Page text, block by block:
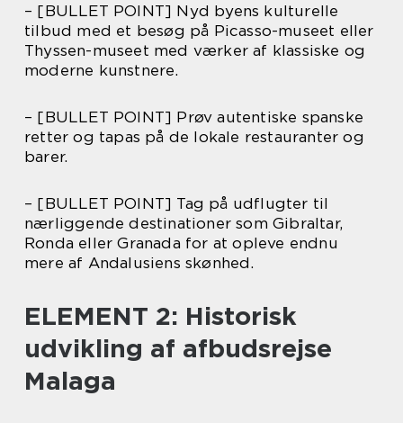
– [BULLET POINT] Nyd byens kulturelle
tilbud med et besøg på Picasso-museet eller
Thyssen-museet med værker af klassiske og
moderne kunstnere.
– [BULLET POINT] Prøv autentiske spanske
retter og tapas på de lokale restauranter og
barer.
– [BULLET POINT] Tag på udflugter til
nærliggende destinationer som Gibraltar,
Ronda eller Granada for at opleve endnu
mere af Andalusiens skønhed.
ELEMENT 2: Historisk
udvikling af afbudsrejse
Malaga